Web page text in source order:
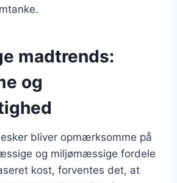
madtrends:
og
bliver opmærksomme på
og miljømæssige fordele
kost, forventes det, at